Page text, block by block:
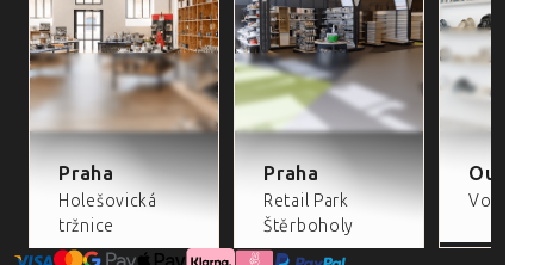
Praha
Holešovická
tržnice
Praha
Retail Park
Štěrboholy
Volta